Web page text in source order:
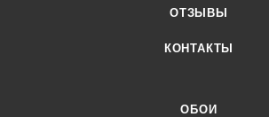
ОТЗЫВЫ
КОНТАКТЫ
ОБОИ